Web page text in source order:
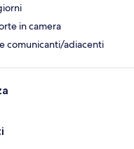
in camera
comunicanti/adiacenti